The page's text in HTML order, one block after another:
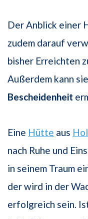
Der Anblick einer
zudem darauf
bisher Erreichten
Außerdem kann
Bescheidenheit
Eine Hütte aus
nach Ruhe und
in seinem Traum
der wird in der
erfolgreich sein.